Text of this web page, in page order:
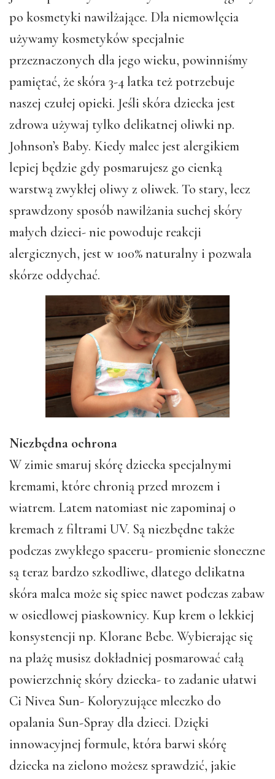
po kosmetyki nawilżające. Dla niemowlęcia
używamy kosmetyków specjalnie
przeznaczonych dla jego wieku, powinniśmy
pamiętać, że skóra 3-4 latka też potrzebuje
naszej czułej opieki. Jeśli skóra dziecka jest
zdrowa używaj tylko delikatnej oliwki np.
Johnson’s Baby. Kiedy malec jest alergikiem
lepiej będzie gdy posmarujesz go cienką
warstwą zwykłej oliwy z oliwek. To stary, lecz
sprawdzony sposób nawilżania suchej skóry
małych dzieci- nie powoduje reakcji
alergicznych, jest w 100% naturalny i pozwala
skórze oddychać.
Niezbędna ochrona
W zimie smaruj skórę dziecka specjalnymi
kremami, które chronią przed mrozem i
wiatrem. Latem natomiast nie zapominaj o
kremach z filtrami UV. Są niezbędne także
podczas zwykłego spaceru- promienie słoneczne
są teraz bardzo szkodliwe, dlatego delikatna
skóra malca może się spiec nawet podczas zabaw
w osiedlowej piaskownicy. Kup krem o lekkiej
konsystencji np. Klorane Bebe. Wybierając się
na plażę musisz dokładniej posmarować całą
powierzchnię skóry dziecka- to zadanie ułatwi
Ci Nivea Sun- Koloryzujące mleczko do
opalania Sun-Spray dla dzieci. Dzięki
innowacyjnej formule, która barwi skórę
dziecka na zielono możesz sprawdzić, jakie